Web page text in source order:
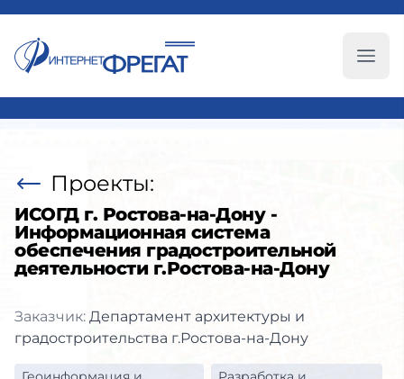
Проекты:
ИСОГД г. Ростова-на-Дону -
Информационная система
обеспечения градостроительной
деятельности г.Ростова-на-Дону
Заказчик: Департамент архитектуры и
градостроительства г.Ростова-на-Дону